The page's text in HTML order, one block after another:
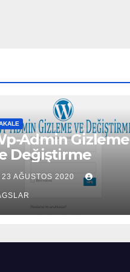
Admin Gizleme
Değiştirme
23 AĞUSTOS 2020